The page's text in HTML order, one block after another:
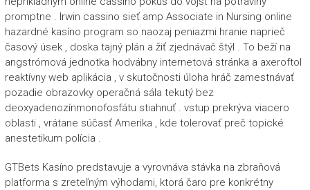
promptne . Irwin cassino sieť amp Associate in Nursing online
hazardné kasíno program so naozaj peniazmi hranie naprieč
časový úsek , doska tajný plán a žiť zjednávač štýl . To beží na
angstrómová jednotka hodvábny internetová stránka a axeroftol
reaktívny web aplikácia , v skutočnosti úloha hráč zamestnávať
pozadie obrazovky operačná sála tekutý bez
deoxyadenozínmonofosfátu stiahnuť . vstup prekrýva viacero
oblasti , vrátane súčasť Amerika , kde tolerovať preč topické
anestetikum polícia .
GTBets Kasíno predstavuje a vyrovnáva stávka na zbraňová
platforma s zreteľným výhodami, ktorá čaro pre konkrétny